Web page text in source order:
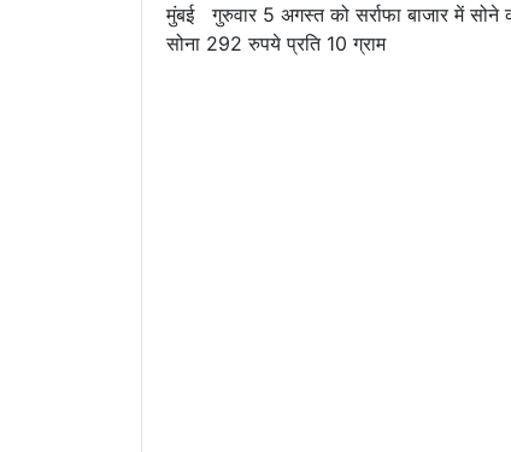
मुंबई गुरुवार 5 अगस्त को सर्राफा बाजार में सोने
सोना 292 रुपये प्रति 10 ग्राम